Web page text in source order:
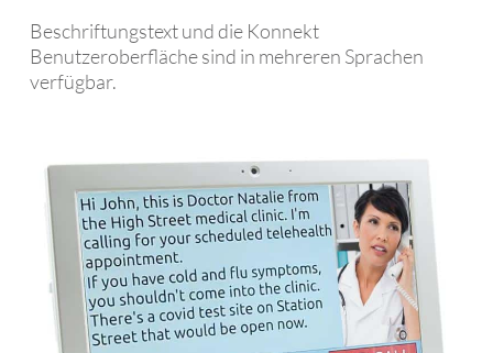
Beschriftungstext und die Konnekt
Benutzeroberfläche sind in mehreren Sprachen
verfügbar.